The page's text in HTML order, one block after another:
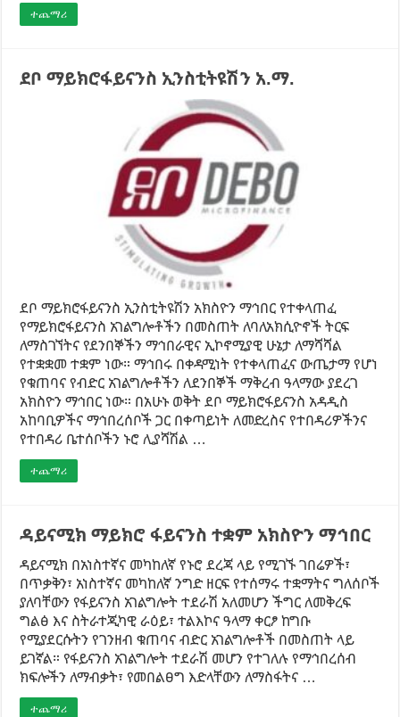
ተጨማሪ
ደቦ ማይክሮፋይናንስ ኢንስቲትዩሽን አ.ማ.
ደቦ ማይክሮፋይናንስ ኢንስቲትዩሽን አክስዮን ማኅበር የተቀላጠፈ
የማይክሮፋይናንስ አገልግሎቶችን በመስጠት ለባለአክሲዮኖች ትርፍ
ለማስገኘትና የደንበኞችን ማኅበራዊና ኢኮኖሚያዊ ሁኔታ ለማሻሻል
የተቋቋመ ተቋም ነው። ማኅበሩ በቀዳሚነት የተቀላጠፈና ውጤታማ የሆነ
የቁጠባና የብድር አገልግሎቶችን ለደንበኞች ማቅረብ ዓላማው ያደረገ
አክስዮን ማኅበር ነው። በአሁኑ ወቅት ደቦ ማይክሮፋይናንስ አዳዲስ
አከባቢዎችና ማኅበረሰቦች ጋር በቀጣይነት ለመድረስና የተበዳሪዎችንና
የተበዳሪ ቤተሰቦችን ኑሮ ሊያሻሽል …
ተጨማሪ
ዳይናሚክ ማይክሮ ፋይናንስ ተቋም አክስዮን ማኅበር
ዳይናሚክ በአነስተኛና መካከለኛ የኑሮ ደረጃ ላይ የሚገኙ ገበሬዎች፣
በጥቃቅን፣ አነስተኛና መካከለኛ ንግድ ዘርፍ የተሰማሩ ተቋማትና ግለሰቦች
ያለባቸውን የፋይናንስ አገልግሎት ተደራሽ አለመሆን ችግር ለመቅረፍ
ግልፅ እና ስትራተጂካዊ ራዕይ፣ ተልእኮና ዓላማ ቀርፆ ከግቡ
የሚያደርሱትን የገንዘብ ቁጠባና ብድር አገልግሎቶች በመስጠት ላይ
ይገኛል። የፋይናንስ አገልግሎት ተደራሽ መሆን የተገለሉ የማኅበረሰብ
ክፍሎችን ለማብቃት፣ የመበልፀግ እድላቸውን ለማስፋትና …
ተጨማሪ